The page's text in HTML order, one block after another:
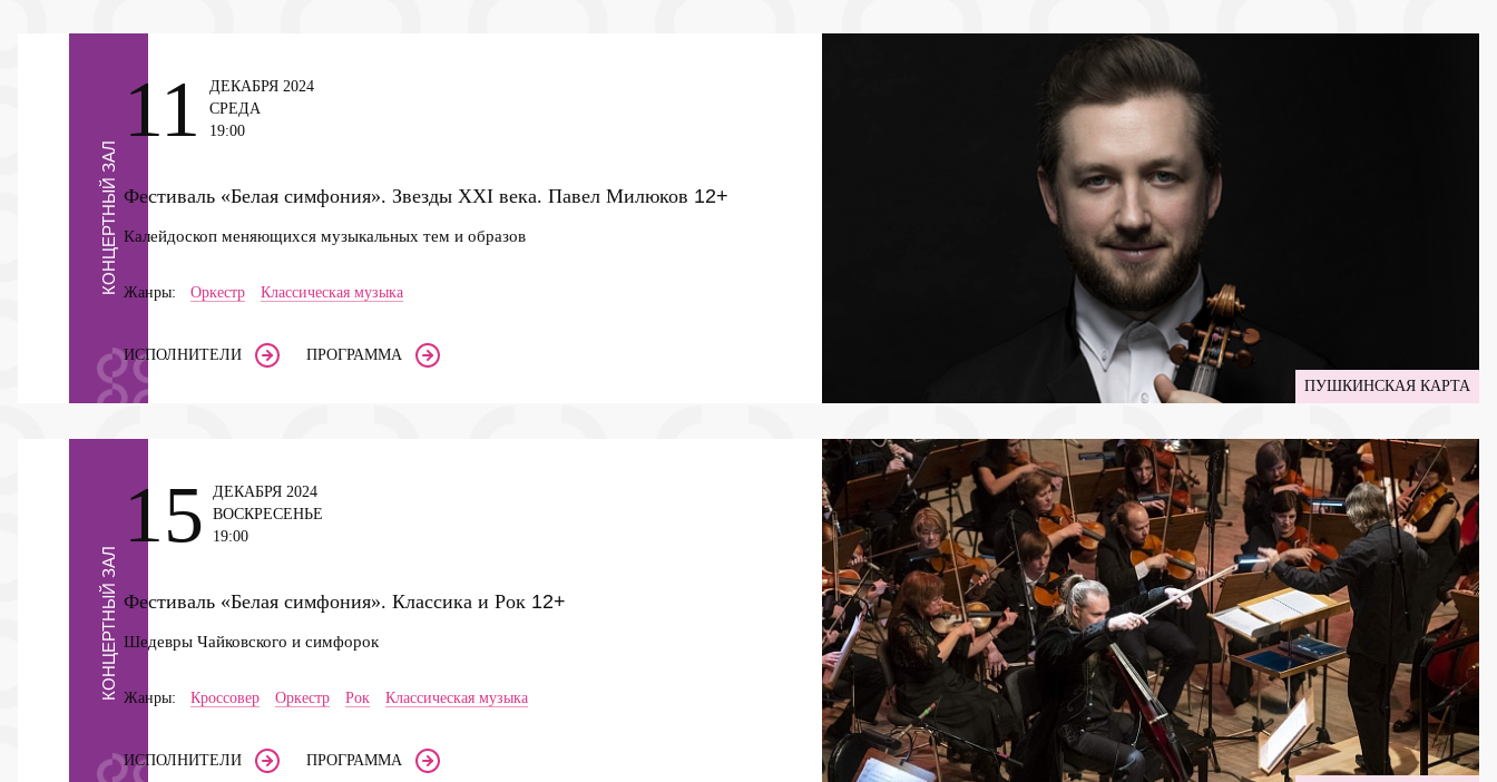
КОНЦЕРТНЫЙ ЗАЛ
11
ДЕКАБРЯ 2024
СРЕДА
19:00
Фестиваль «Белая симфония». Звезды ХХI века. Павел Милюков 12+
Калейдоскоп меняющихся музыкальных тем и образов
Жанры: Оркестр Классическая музыка
ИСПОЛНИТЕЛИ
ПРОГРАММА
ПУШКИНСКАЯ КАРТА
КОНЦЕРТНЫЙ ЗАЛ
15
ДЕКАБРЯ 2024
ВОСКРЕСЕНЬЕ
19:00
Фестиваль «Белая симфония». Классика и Рок 12+
Шедевры Чайковского и симфорок
Жанры: Кроссовер Оркестр Рок Классическая музыка
ИСПОЛНИТЕЛИ
ПРОГРАММА